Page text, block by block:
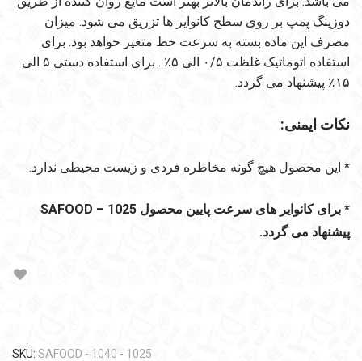
دوزینگ پمپ بر روی سطح کانوایر ها تزریق می شود. میزان
مصرف این ماده بسته به سرعت خط متغیر خواهد بود. برای
استفاده اتوماتیک غلظت ۰/۵ الی ۵٪ . برای استفاده دستی ۵ الی
۱۵٪ پیشنهاد می گردد.
نکات ایمنی:
این محصول هیچ گونه مخاطره فردی و زیست محیطی ندارد.
* برای کانوایر های سرعت پایین محصول SAFOOD – 1025
پیشنهاد می گردد.
SKU:SAFOOD - 1040 - 1025